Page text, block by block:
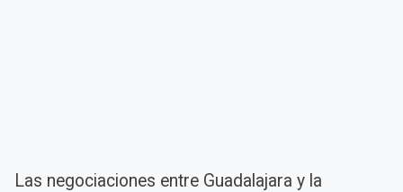
Las negociaciones entre Guadalajara y la